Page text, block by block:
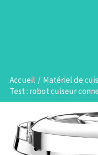
Accueil
Matériel de
Test : robot cuiseur